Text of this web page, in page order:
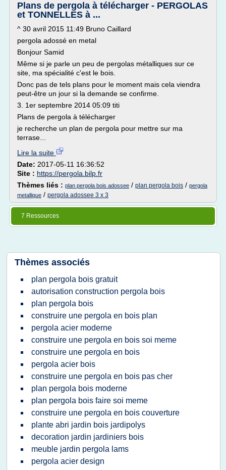
Plans de pergola à télécharger - PERGOLAS
et TONNELLES à ...
^ 30 avril 2015 11:49 Bruno Caillard
pergola adossé en metal
Bonjour Samid
Même si je parle un peu de pergolas métalliques sur ce
site, ma spécialité c'est le bois.
Donc pas de tels plans pour le moment mais cela viendra
peut-être un jour si la demande se confirme.
3. 1er septembre 2014 05:09 titi
Plans de pergola à télécharger
je recherche un plan de pergola pour mettre sur ma
terrase...
Lire la suite
Date: 2017-05-11 16:36:52
Site : https://pergola.bilp.fr
Thèmes liés : plan pergola bois adossee / plan pergola bois / pergola
metallique / pergola adossee 3 x 3
7 Ressources
Thèmes associés
plan pergola bois gratuit
autorisation construction pergola bois
plan pergola bois
construire une pergola en bois plan
pergola acier moderne
construire une pergola en bois soi meme
construire une pergola en bois
pergola acier bois
construire une pergola en bois pas cher
plan pergola bois moderne
plan pergola bois faire soi meme
construire une pergola en bois couverture
plante abri jardin bois jardipolys
decoration jardin jardiniers bois
meuble jardin pergola lams
pergola acier design